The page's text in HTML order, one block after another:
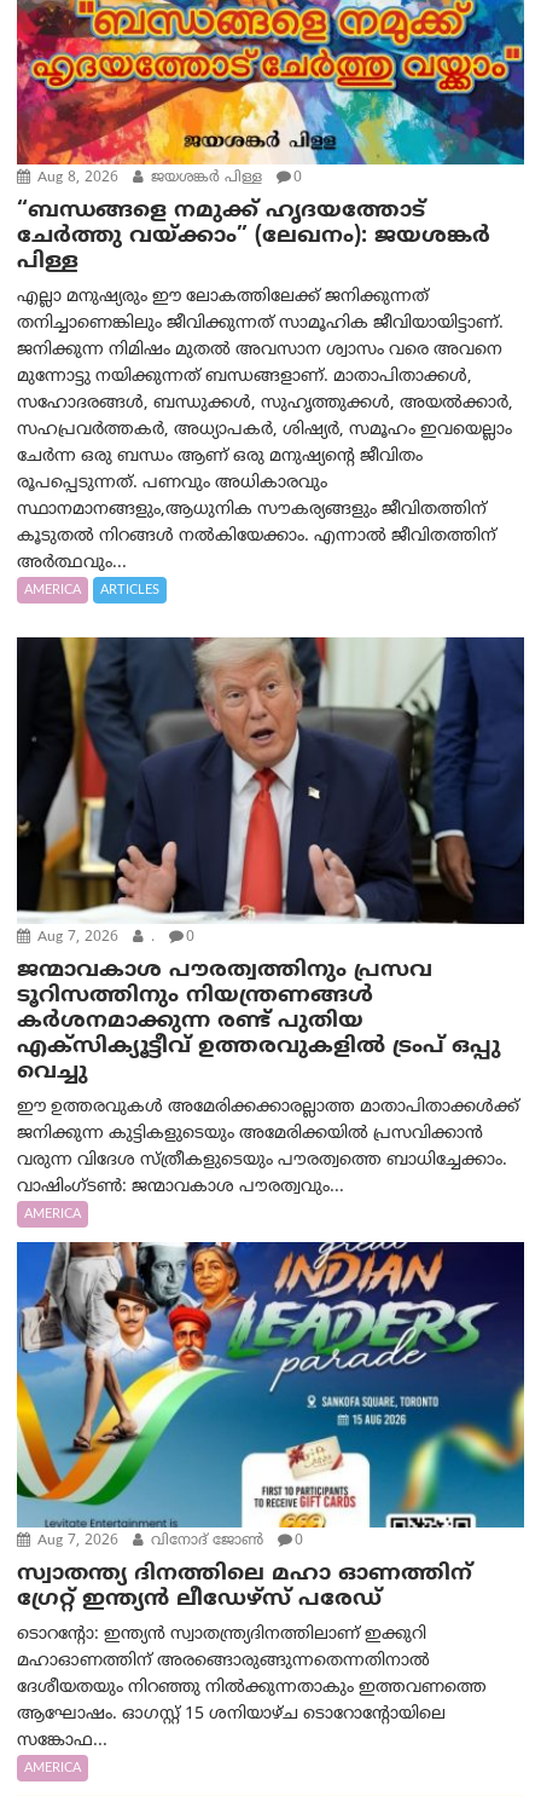
Aug 8, 2026 ജയശങ്കര്‍ പിള്ള 0
“ബന്ധങ്ങളെ നമുക്ക് ഹൃദയത്തോട്
ചേർത്തു വയ്ക്കാം” (ലേഖനം): ജയശങ്കര്‍
പിള്ള
എല്ലാ മനുഷ്യരും ഈ ലോകത്തിലേക്ക് ജനിക്കുന്നത്
തനിച്ചാണെങ്കിലും ജീവിക്കുന്നത് സാമൂഹിക ജീവിയായിട്ടാണ്.
ജനിക്കുന്ന നിമിഷം മുതൽ അവസാന ശ്വാസം വരെ അവനെ
മുന്നോട്ടു നയിക്കുന്നത് ബന്ധങ്ങളാണ്. മാതാപിതാക്കൾ,
സഹോദരങ്ങൾ, ബന്ധുക്കൾ, സുഹൃത്തുക്കൾ, അയൽക്കാർ,
സഹപ്രവർത്തകർ, അധ്യാപകർ, ശിഷ്യർ, സമൂഹം ഇവയെല്ലാം
ചേർന്ന ഒരു ബന്ധം ആണ് ഒരു മനുഷ്യന്റെ ജീവിതം
രൂപപ്പെടുന്നത്. പണവും അധികാരവും
സ്ഥാനമാനങ്ങളും,ആധുനിക സൗകര്യങ്ങളും ജീവിതത്തിന്
കൂടുതൽ നിറങ്ങൾ നൽകിയേക്കാം. എന്നാൽ ജീവിതത്തിന്
അർത്ഥവും...
AMERICA ARTICLES
Aug 7, 2026 . 0
ജന്മാവകാശ പൗരത്വത്തിനും പ്രസവ
ടൂറിസത്തിനും നിയന്ത്രണങ്ങൾ
കർശനമാക്കുന്ന രണ്ട് പുതിയ
എക്സിക്യൂട്ടീവ് ഉത്തരവുകളിൽ ട്രംപ് ഒപ്പു
വെച്ചു
ഈ ഉത്തരവുകൾ അമേരിക്കക്കാരല്ലാത്ത മാതാപിതാക്കൾക്ക്
ജനിക്കുന്ന കുട്ടികളുടെയും അമേരിക്കയിൽ പ്രസവിക്കാൻ
വരുന്ന വിദേശ സ്ത്രീകളുടെയും പൗരത്വത്തെ ബാധിച്ചേക്കാം.
വാഷിംഗ്ടണ്‍: ജന്മാവകാശ പൗരത്വവും...
AMERICA
Aug 7, 2026 വിനോദ് ജോൺ 0
സ്വാതന്ത്യ ദിനത്തിലെ മഹാ ഓണത്തിന്
ഗ്രേറ്റ് ഇന്ത്യൻ ലീഡേഴ്സ് പരേഡ്
ടൊറന്റോ: ഇന്ത്യൻ സ്വാതന്ത്ര്യദിനത്തിലാണ് ഇക്കുറി
മഹാഓണത്തിന് അരങ്ങൊരുങ്ങുന്നതെന്നതിനാൽ
ദേശീയതയും നിറഞ്ഞു നിൽക്കുന്നതാകും ഇത്തവണത്തെ
ആഘോഷം. ഓഗസ്റ്റ് 15 ശനിയാഴ്ച ടൊറോന്റോയിലെ
സങ്കോഫ...
AMERICA